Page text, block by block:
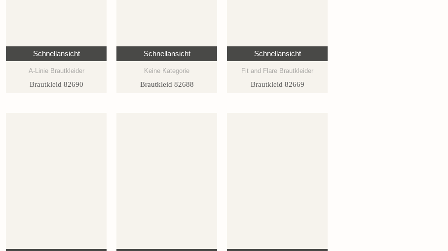
Schnellansicht
A-Linie Brautkleider
Brautkleid 82690
Schnellansicht
Keine Kategorie
Brautkleid 82688
Schnellansicht
Fit and Flare Brautkleider
Brautkleid 82669